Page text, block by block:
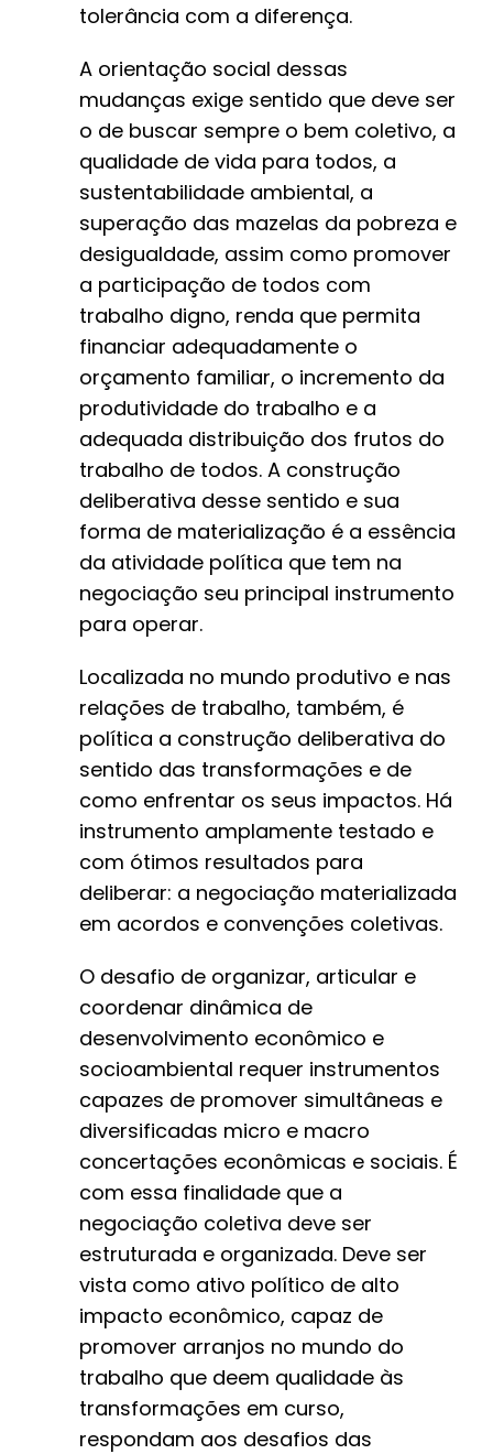
tolerância com a diferença.
A orientação social dessas
mudanças exige sentido que deve ser
o de buscar sempre o bem coletivo, a
qualidade de vida para todos, a
sustentabilidade ambiental, a
superação das mazelas da pobreza e
desigualdade, assim como promover
a participação de todos com
trabalho digno, renda que permita
financiar adequadamente o
orçamento familiar, o incremento da
produtividade do trabalho e a
adequada distribuição dos frutos do
trabalho de todos. A construção
deliberativa desse sentido e sua
forma de materialização é a essência
da atividade política que tem na
negociação seu principal instrumento
para operar.
Localizada no mundo produtivo e nas
relações de trabalho, também, é
política a construção deliberativa do
sentido das transformações e de
como enfrentar os seus impactos. Há
instrumento amplamente testado e
com ótimos resultados para
deliberar: a negociação materializada
em acordos e convenções coletivas.
O desafio de organizar, articular e
coordenar dinâmica de
desenvolvimento econômico e
socioambiental requer instrumentos
capazes de promover simultâneas e
diversificadas micro e macro
concertações econômicas e sociais. É
com essa finalidade que a
negociação coletiva deve ser
estruturada e organizada. Deve ser
vista como ativo político de alto
impacto econômico, capaz de
promover arranjos no mundo do
trabalho que deem qualidade às
transformações em curso,
respondam aos desafios das